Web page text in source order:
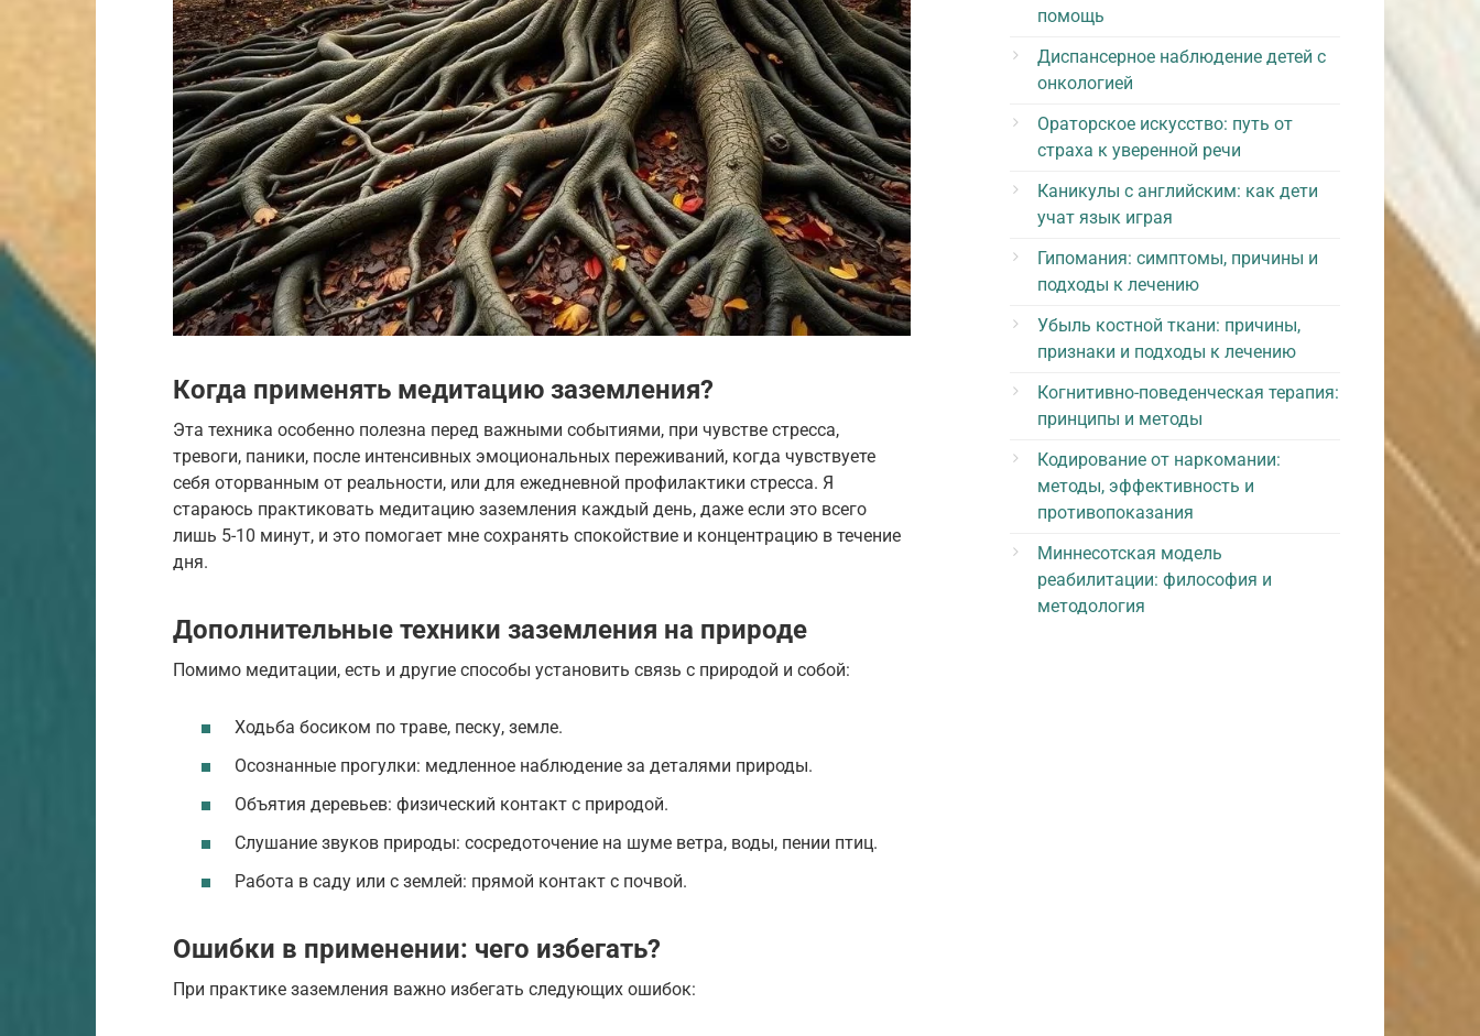
Когда применять медитацию заземления?
Эта техника особенно полезна перед важными событиями, при чувстве стресса,
тревоги, паники, после интенсивных эмоциональных переживаний, когда чувствуете
себя оторванным от реальности, или для ежедневной профилактики стресса. Я
стараюсь практиковать медитацию заземления каждый день, даже если это всего
лишь 5-10 минут, и это помогает мне сохранять спокойствие и концентрацию в течение
дня.
Дополнительные техники заземления на природе
Помимо медитации, есть и другие способы установить связь с природой и собой:
Ходьба босиком по траве, песку, земле.
Осознанные прогулки: медленное наблюдение за деталями природы.
Объятия деревьев: физический контакт с природой.
Слушание звуков природы: сосредоточение на шуме ветра, воды, пении птиц.
Работа в саду или с землей: прямой контакт с почвой.
Ошибки в применении: чего избегать?
При практике заземления важно избегать следующих ошибок:
помощь
Диспансерное наблюдение детей с
онкологией
Ораторское искусство: путь от
страха к уверенной речи
Каникулы с английским: как дети
учат язык играя
Гипомания: симптомы, причины и
подходы к лечению
Убыль костной ткани: причины,
признаки и подходы к лечению
Когнитивно-поведенческая терапия:
принципы и методы
Кодирование от наркомании:
методы, эффективность и
противопоказания
Миннесотская модель
реабилитации: философия и
методология